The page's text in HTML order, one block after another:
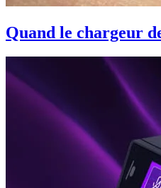
Quand le chargeur